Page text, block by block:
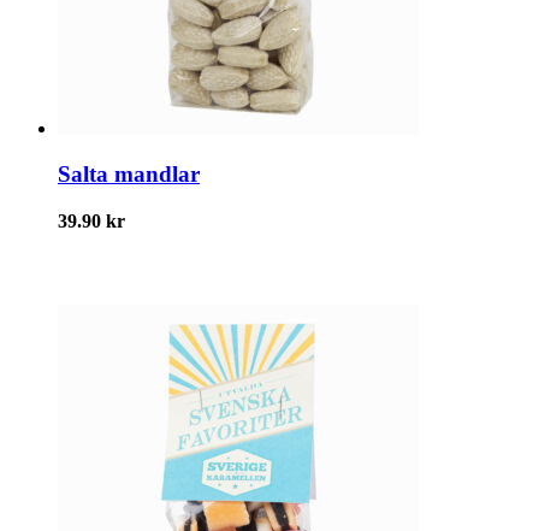
Salta mandlar
39.90 kr